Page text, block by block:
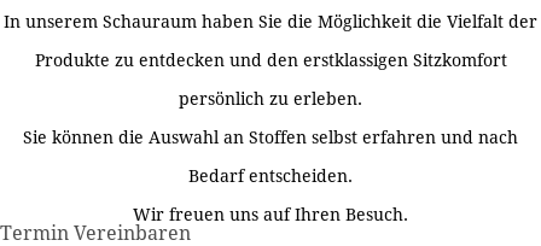
In unserem Schauraum haben Sie die Möglichkeit die Vielfalt der
Produkte zu entdecken und den erstklassigen Sitzkomfort
persönlich zu erleben.
Sie können die Auswahl an Stoffen selbst erfahren und nach
Bedarf entscheiden.
Wir freuen uns auf Ihren Besuch.
Termin Vereinbaren